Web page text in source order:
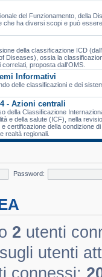
del Funzionamento, della
che ha diversi scopi e può
della classificazione ICD
Diseases), ossia la
proposta dall'OMS.
Informativi
delle classificazioni e dei
- Azioni centrali
della Classificazione
e della salute (ICF), nella
certificazione della condizione
realtà regionali.
Password:
2 utenti
utenti